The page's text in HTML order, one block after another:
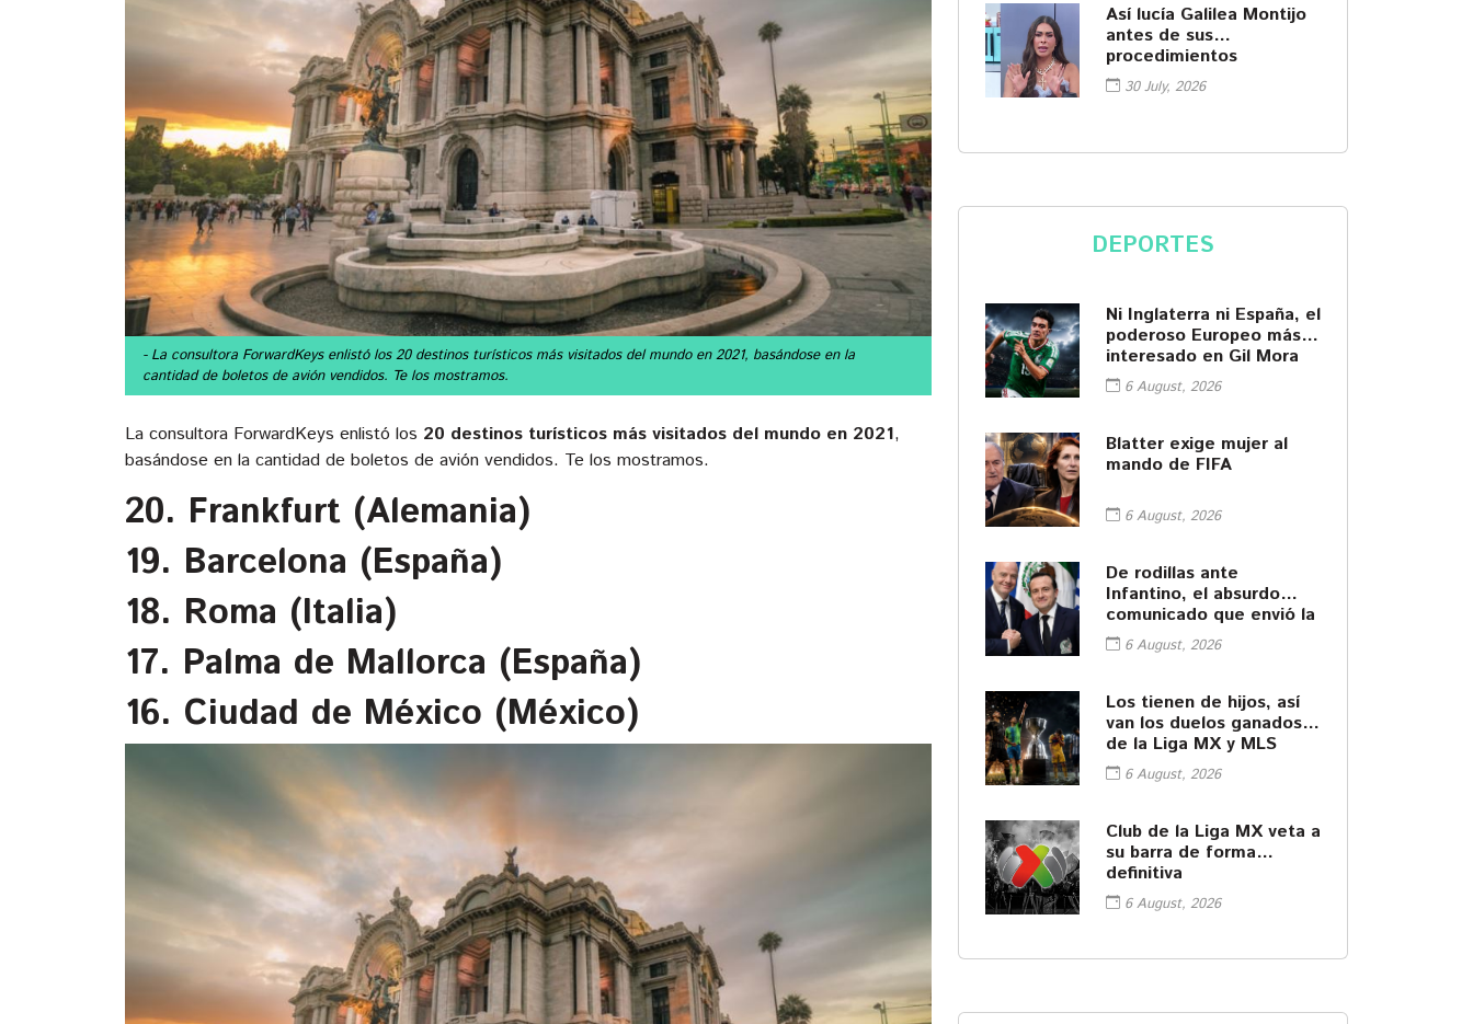
- La consultora ForwardKeys enlistó los 20 destinos turísticos más visitados del mundo en 2021, basándose en la
cantidad de boletos de avión vendidos. Te los mostramos.
La consultora ForwardKeys enlistó los 20 destinos turísticos más visitados del mundo en 2021,
basándose en la cantidad de boletos de avión vendidos. Te los mostramos.
20. Frankfurt (Alemania)
19. Barcelona (España)
18. Roma (Italia)
17. Palma de Mallorca (España)
16. Ciudad de México (México)
Así lucía Galilea Montijo
antes de sus
procedimientos
cosméticos
30 July, 2026
DEPORTES
Ni Inglaterra ni España, el
poderoso Europeo más
interesado en Gil Mora
6 August, 2026
Blatter exige mujer al
mando de FIFA
6 August, 2026
De rodillas ante
Infantino, el absurdo
comunicado que envió la
FMF6 August, 2026
Los tienen de hijos, así
van los duelos ganados
de la Liga MX y MLS
6 August, 2026
Club de la Liga MX veta a
su barra de forma
definitiva
6 August, 2026